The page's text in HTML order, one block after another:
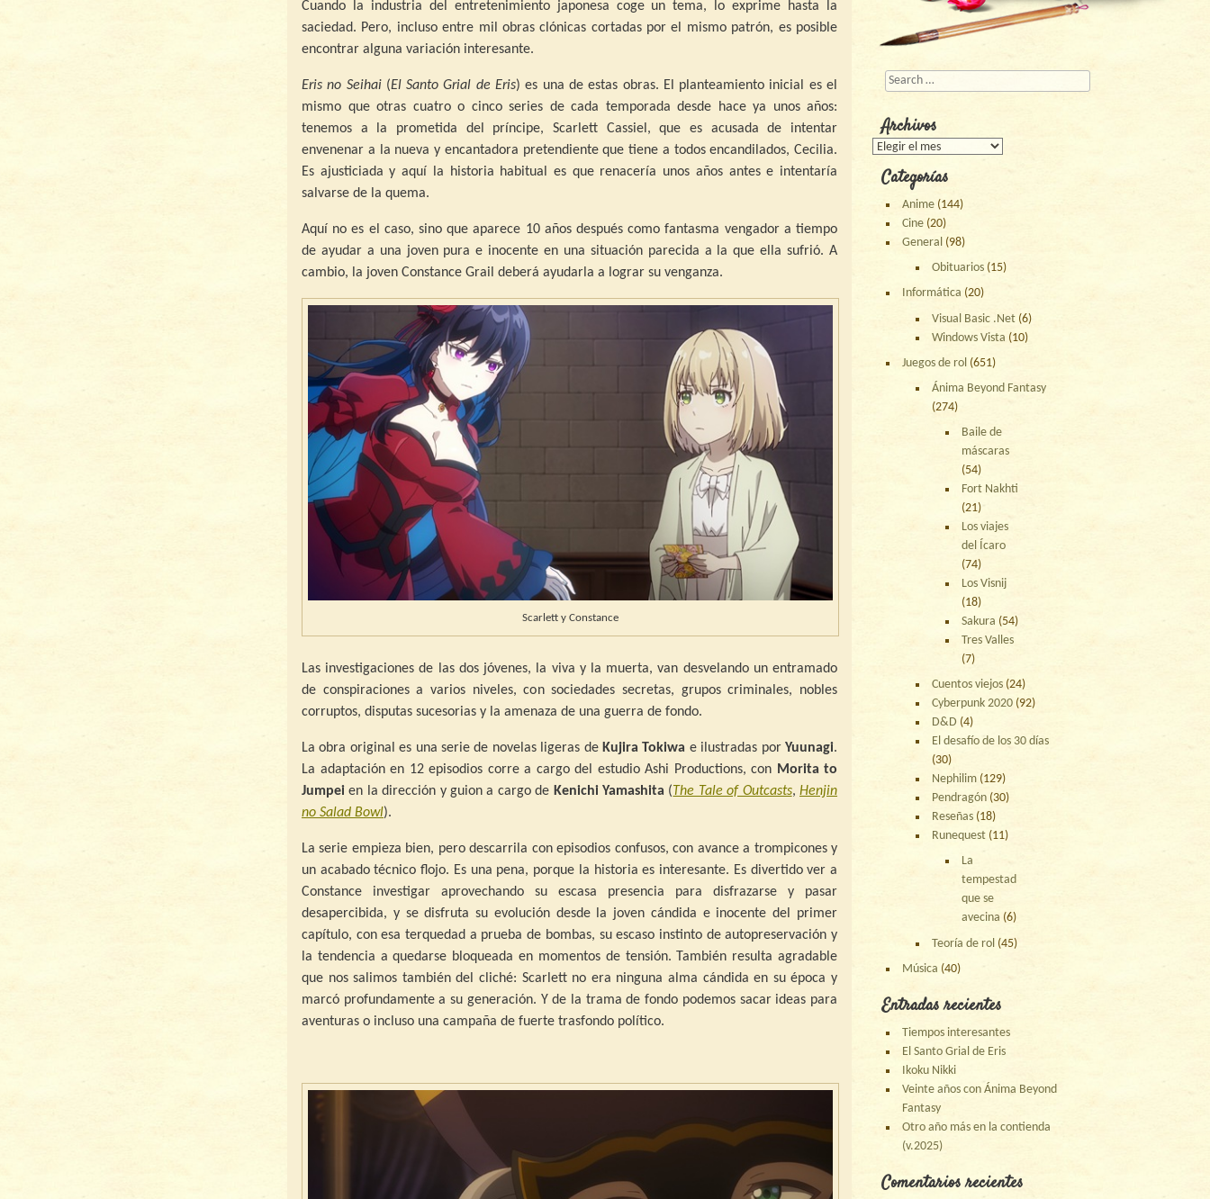
Cuando la industria del entretenimiento japonesa coge un tema, lo exprime hasta la
saciedad. Pero, incluso entre mil obras clónicas cortadas por el mismo patrón, es posible
encontrar alguna variación interesante.
Eris no Seihai(El Santo Grial de Eris) es una de estas obras. El planteamiento inicial es el
mismo que otras cuatro o cinco series de cada temporada desde hace ya unos años:
tenemos a la prometida del príncipe, Scarlett Cassiel, que es acusada de intentar
envenenar a la nueva y encantadora pretendiente que tiene a todos encandilados, Cecilia.
Es ajusticiada y aquí la historia habitual es que renacería unos años antes e intentaría
salvarse de la quema.
Aquí no es el caso, sino que aparece 10 años después como fantasma vengador a tiempo
de ayudar a una joven pura e inocente en una situación parecida a la que ella sufrió. A
cambio, la joven Constance Grail deberá ayudarla a lograr su venganza.
Scarlett y Constance
Las investigaciones de las dos jóvenes, la viva y la muerta, van desvelando un entramado
de conspiraciones a varios niveles, con sociedades secretas, grupos criminales, nobles
corruptos, disputas sucesorias y la amenaza de una guerra de fondo.
La obra original es una serie de novelas ligeras de Kujira Tokiwa e ilustradas porYuunagi.
La adaptación en 12 episodios corre a cargo del estudio Ashi Productions, con Morita to
Jumpeien la dirección y guion a cargo de Kenichi Yamashita (The Tale of Outcasts,Henjin
no Salad Bowl).
La serie empieza bien, pero descarrila con episodios confusos, con avance a trompicones y
un acabado técnico flojo. Es una pena, porque la historia es interesante. Es divertido ver a
Constance investigar aprovechando su escasa presencia para disfrazarse y pasar
desapercibida, y se disfruta su evolución desde la joven cándida e inocente del primer
capítulo, con esa terquedad a prueba de bombas, su escaso instinto de autopreservación y
la tendencia a quedarse bloqueada en momentos de tensión. También resulta agradable
que nos salimos también del cliché: Scarlett no era ninguna alma cándida en su época y
marcó profundamente a su generación. Y de la trama de fondo podemos sacar ideas para
aventuras o incluso una campaña de fuerte trasfondo político.
Buscar
Archivos
Archivos
Categorías
Anime (144)
Cine (20)
General (98)
Obituarios (15)
Informática (20)
Visual Basic .Net (6)
Windows Vista (10)
Juegos de rol (651)
Ánima Beyond Fantasy
(274)
Baile de
máscaras
(54)
Fort Nakhti
(21)
Los viajes
del Ícaro
(74)
Los Visnij
(18)
Sakura (54)
Tres Valles
(7)
Cuentos viejos (24)
Cyberpunk 2020 (92)
D&D (4)
El desafío de los 30 días
(30)
Nephilim (129)
Pendragón (30)
Reseñas (18)
Runequest (11)
La
tempestad
que se
avecina (6)
Teoría de rol (45)
Música (40)
Entradas recientes
Tiempos interesantes
El Santo Grial de Eris
Ikoku Nikki
Veinte años con Ánima Beyond
Fantasy
Otro año más en la contienda
(v.2025)
Comentarios recientes